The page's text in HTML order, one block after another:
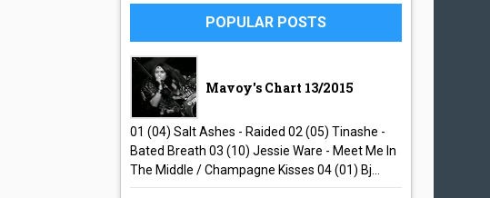
POPULAR POSTS
Mavoy's Chart 13/2015
01 (04) Salt Ashes - Raided 02 (05) Tinashe -
Bated Breath 03 (10) Jessie Ware - Meet Me In
The Middle / Champagne Kisses 04 (01) Bj...